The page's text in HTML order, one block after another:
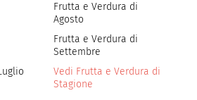
Frutta e Verdura di
Agosto
Frutta e Verdura di
Settembre
Vedi Frutta e Verdura di
Stagione